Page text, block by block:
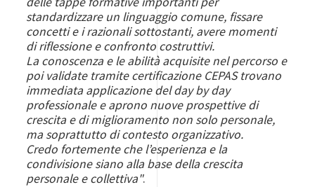
standardizzare un linguaggio comune, fissare
concetti e i razionali sottostanti, avere momenti
di riflessione e confronto costruttivi.
La conoscenza e le abilità acquisite nel percorso e
poi validate tramite certificazione CEPAStrovano
immediata applicazione del day by day
professionale e aprono nuove prospettive di
crescita e di miglioramento non solo personale,
ma soprattutto di contesto organizzativo.
Credo fortemente che l’esperienza e la
condivisione siano alla base della crescita
personale e collettiva".